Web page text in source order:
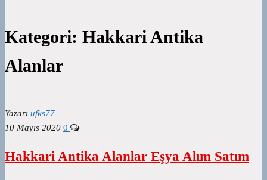
Kategori: Hakkari Antika
Alanlar
Yazarı ufks77
10 Mayıs 2020 0
Hakkari Antika Alanlar Eşya Alım Satım